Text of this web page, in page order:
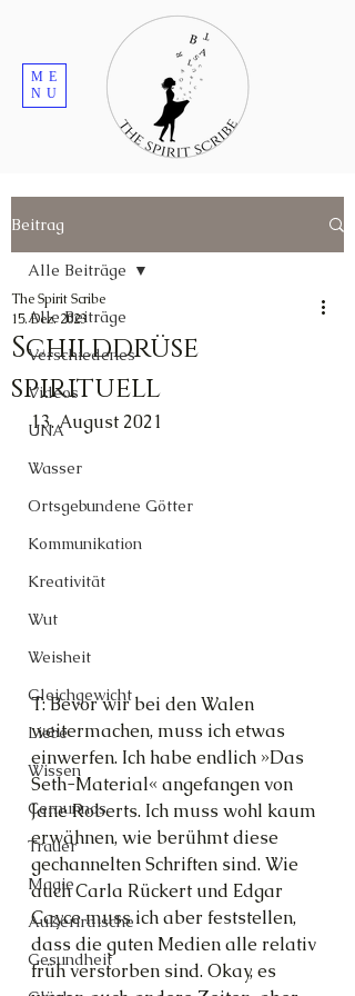
ME
NU
Beitrag
Alle Beiträge
Verschiedenes
Videos
UNA
Wasser
Ortsgebundene Götter
Kommunikation
Kreativität
Wut
Weisheit
Gleichgewicht
Liebe
Wissen
Cernunnos
Trauer
Magie
Außerirdische
Gesundheit
Alle Beiträge
Schilddrüse
spirituell
The Spirit Scribe
15. Dez. 2023
13. August 2021
T: Bevor wir bei den Walen
weitermachen, muss ich etwas
einwerfen. Ich habe endlich »Das
Seth-Material« angefangen von
Jane Roberts. Ich muss wohl kaum
erwähnen, wie berühmt diese
gechannelten Schriften sind. Wie
auch Carla Rückert und Edgar
Cayce muss ich aber feststellen,
dass die guten Medien alle relativ
früh verstorben sind. Okay, es